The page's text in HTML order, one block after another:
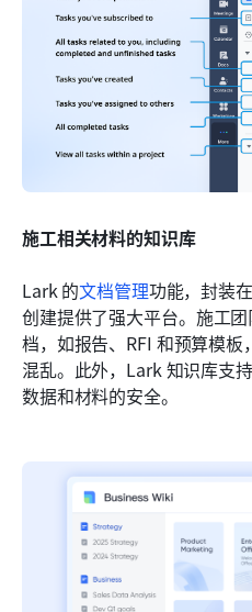
施工相关材料的知识库
Lark 的文档管理功能，封装在
创建提供了强大平台。施工
档，如报告、RFI 和预算模
混乱。此外，Lark 知识库支
数据和材料的安全。